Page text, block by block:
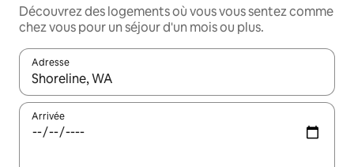
Découvrez des logements où vous vous sentez comme
chez vous pour un séjour d'un mois ou plus.
Adresse
Lorsque les résultats s'affichent, utilisez les flèches vers le
Arrivée